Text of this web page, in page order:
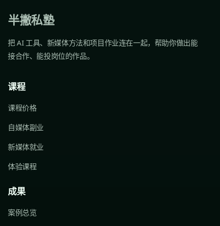
半撇私塾
把 AI 工具、新媒体方法和项目作业连在一起，帮助你做出能
接合作、能投岗位的作品。
课程
课程价格
自媒体副业
新媒体就业
体验课程
成果
案例总览